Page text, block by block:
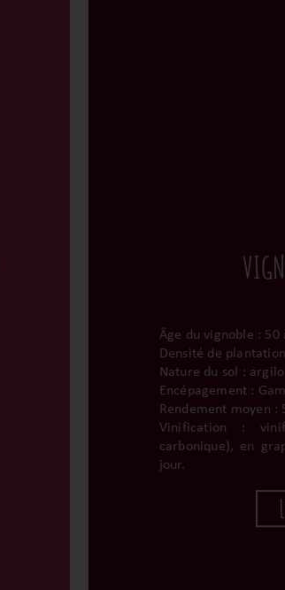
Âge du vignoble : 50
Densité de
Nature du sol :
Encépagement :
Rendement moyen :
Vinification :
carbonique), en
jour.